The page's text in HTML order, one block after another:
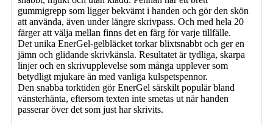
gummigrepp som ligger bekvämt i handen och gör den skön
att använda, även under längre skrivpass. Och med hela 20
färger att välja mellan finns det en färg för varje tillfälle.
Det unika EnerGel-gelbläcket torkar blixtsnabbt och ger en
jämn och glidande skrivkänsla. Resultatet är tydliga, skarpa
linjer och en skrivupplevelse som många upplever som
betydligt mjukare än med vanliga kulspetspennor.
Den snabba torktiden gör EnerGel särskilt populär bland
vänsterhänta, eftersom texten inte smetas ut när handen
passerar över det som just har skrivits.